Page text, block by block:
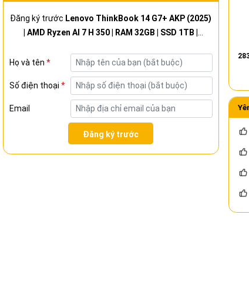
Đăng ký trước Lenovo ThinkBook 14 G7+ AKP (2025)
| AMD Ryzen AI 7 H 350 | RAM 32GB | SSD 1TB |
Họ và tên *
Số điện thoại *
Email
Đăng ký trước